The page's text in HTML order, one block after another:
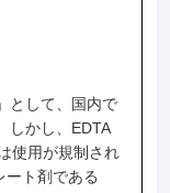
として、国内で
しかし、EDTA
使用が規制され
ート剤である